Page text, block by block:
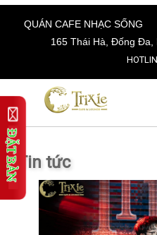
QUÁN CAFE NHẠC SỐNG
165 Thái Hà, Đống Đa,
Tin tức